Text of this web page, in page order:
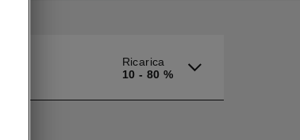
Ricarica
10 - 80 %